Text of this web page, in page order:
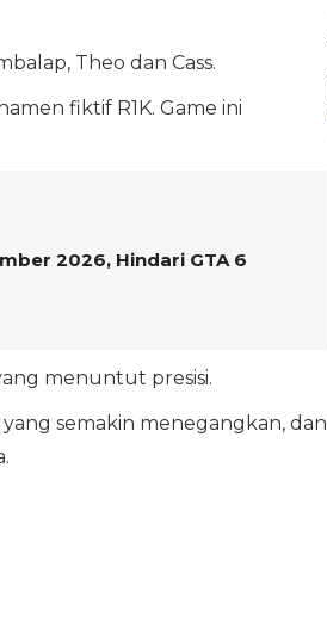
Theo dan Cass.
fiktif R1K. Game ini
2026, Hindari GTA 6
menuntut presisi.
semakin menegangkan, dan